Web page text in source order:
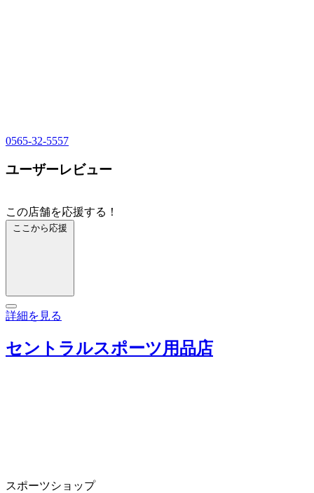
0565-32-5557
ユーザーレビュー
この店舗を応援する！
ここから応援
詳細を見る
セントラルスポーツ用品店
スポーツショップ